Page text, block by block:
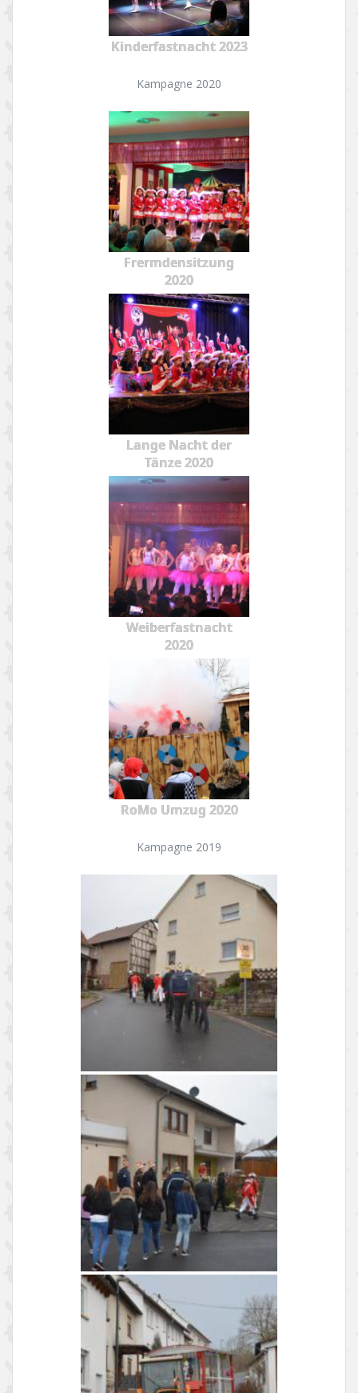
Kinderfastnacht 2023
Kampagne 2020
Frermdensitzung
2020
Lange Nacht der
Tänze 2020
Weiberfastnacht
2020
RoMo Umzug 2020
Kampagne 2019